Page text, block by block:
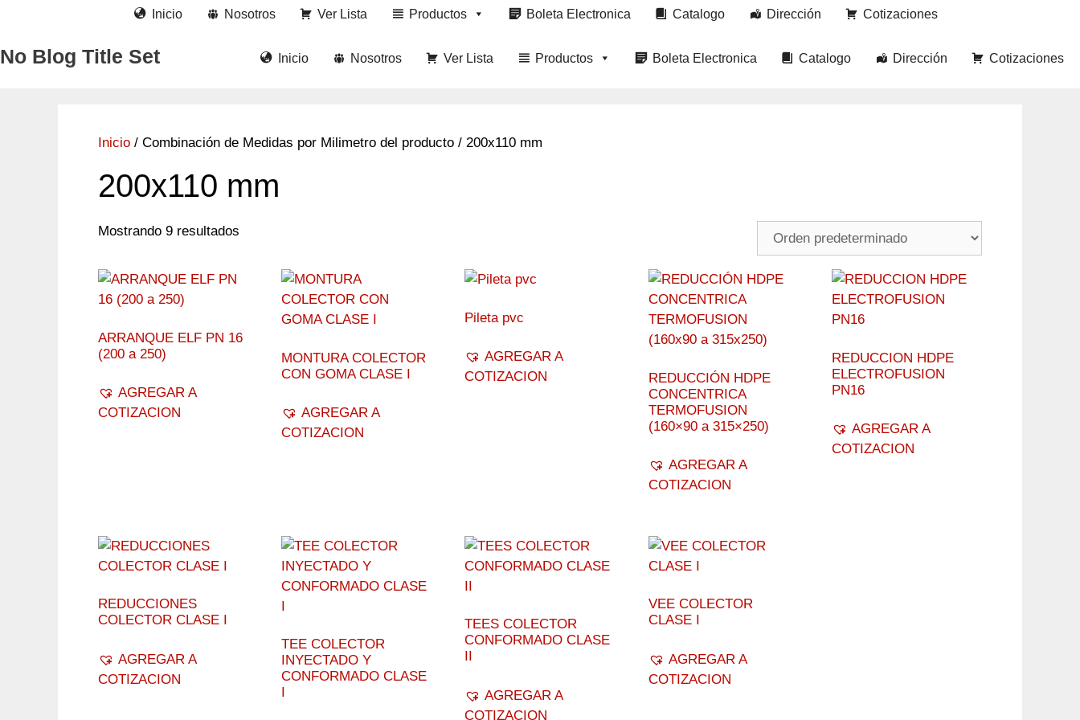
contenido
Inicio Nosotros Ver Lista Productos Boleta Electronica Catalogo Dirección Cotizaciones
No Blog Title Set Inicio Nosotros Ver Lista Productos Boleta Electronica Catalogo Dirección Cotizaciones
Inicio / Combinación de Medidas por Milimetro del producto / 200x110 mm
200x110 mm
Mostrando 9 resultados
ARRANQUE ELF PN 16
(200 a 250)
AGREGAR A
COTIZACION
MONTURA COLECTOR
CON GOMA CLASE I
AGREGAR A
COTIZACION
Pileta pvc
AGREGAR A
COTIZACION
REDUCCIÓN HDPE
CONCENTRICA
TERMOFUSION
(160×90 a 315×250)
AGREGAR A
COTIZACION
REDUCCION HDPE
ELECTROFUSION
PN16
AGREGAR A
COTIZACION
REDUCCIONES
COLECTOR CLASE I
AGREGAR A
COTIZACION
TEE COLECTOR
INYECTADO Y
CONFORMADO CLASE
TEES COLECTOR
CONFORMADO CLASE
AGREGAR A
COTIZACION
VEE COLECTOR
CLASE I
AGREGAR A
COTIZACION